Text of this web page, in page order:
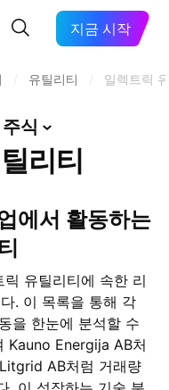
지금 시작
유틸리티 일렉트릭
주식
리티
유틸리티에 속한 리
. 이 목록을 통해 각
을 한눈에 분석할 수
Kauno Energija AB처
AB처럼 거래량